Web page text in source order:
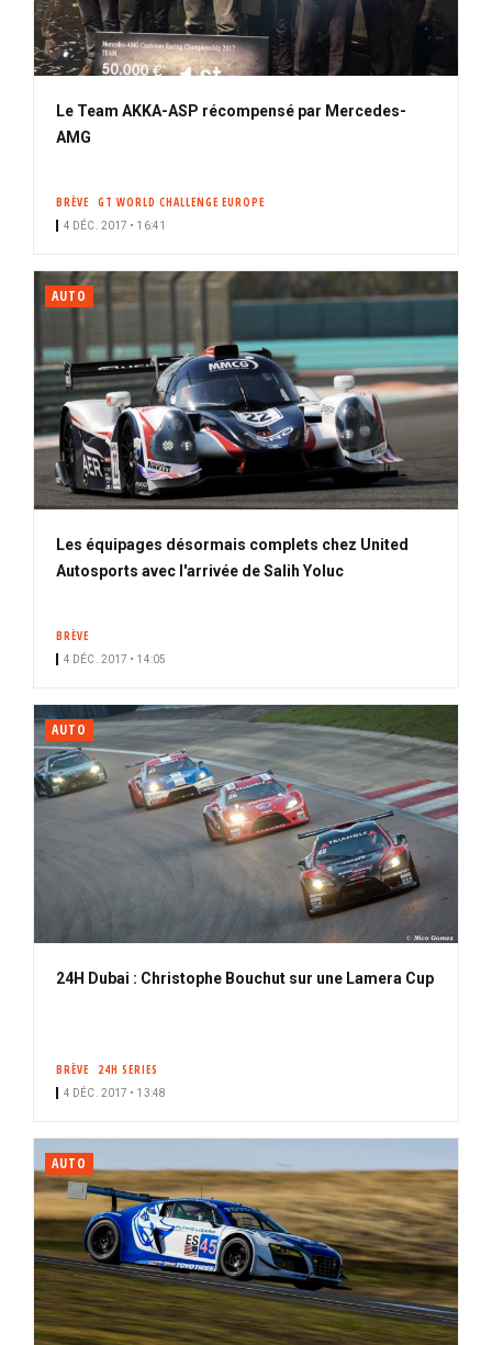
Le Team AKKA-ASP récompensé par Mercedes-
AMG
BRÈVE GT WORLD CHALLENGE EUROPE
4 DÉC. 2017 • 16:41
AUTO
Les équipages désormais complets chez United
Autosports avec l'arrivée de Salih Yoluc
BRÈVE
4 DÉC. 2017 • 14:05
AUTO
24H Dubai : Christophe Bouchut sur une Lamera Cup
BRÈVE 24H SERIES
4 DÉC. 2017 • 13:48
AUTO